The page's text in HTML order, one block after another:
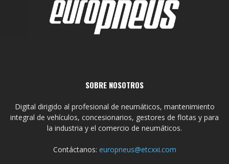
SOBRE NOSOTROS
Digital dirigido al profesional de neumáticos, mantenimiento
integral de vehículos, concesionarios, gestores de flotas y para
la industria y el comercio de neumáticos.
Contáctanos: europneus@etcxxi.com